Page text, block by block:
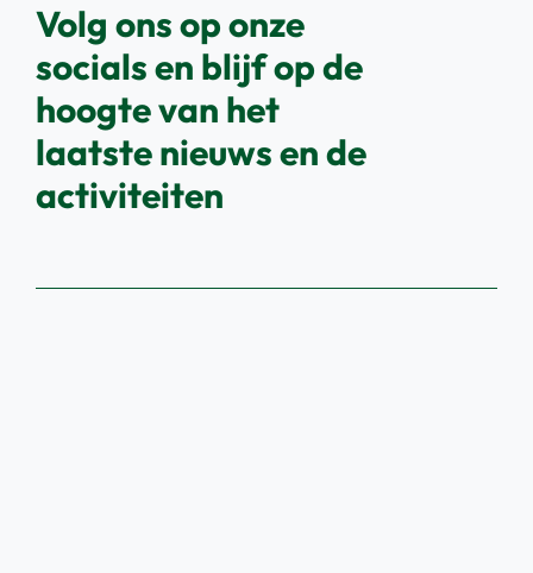
Volg ons op onze
socials en blijf op de
hoogte van het
laatste nieuws en de
activiteiten